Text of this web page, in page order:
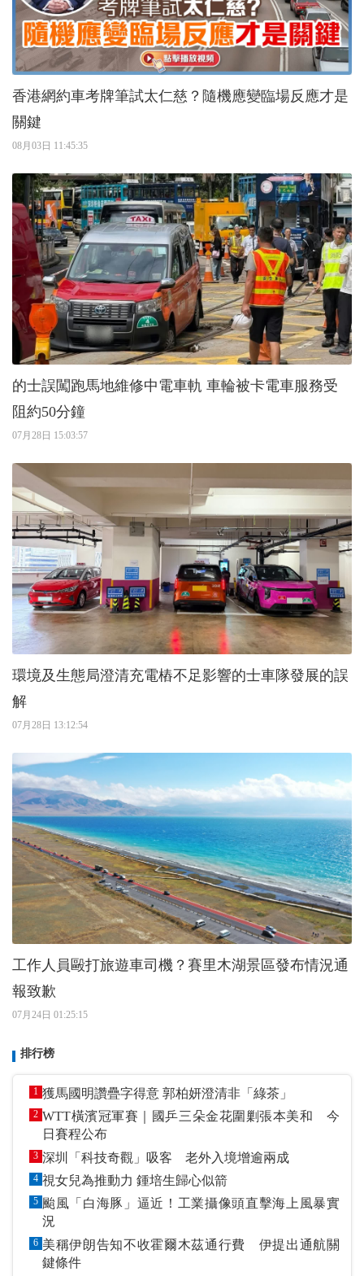
香港網約車考牌筆試太仁慈？隨機應變臨場反應才是
關鍵
08月03日 11:45:35
的士誤闖跑馬地維修中電車軌 車輪被卡電車服務受
阻約50分鐘
07月28日 15:03:57
環境及生態局澄清充電樁不足影響的士車隊發展的誤
解
07月28日 13:12:54
工作人員毆打旅遊車司機？賽里木湖景區發布情況通
報致歉
07月24日 01:25:15
排行榜
1 獲馬國明讚疊字得意 郭柏妍澄清非「綠茶」
2 WTT橫濱冠軍賽｜國乒三朵金花圍剿張本美和 今
日賽程公布
3 深圳「科技奇觀」吸客 老外入境增逾兩成
4 視女兒為推動力 鍾培生歸心似箭
5 颱風「白海豚」逼近！工業攝像頭直擊海上風暴實
況
6 美稱伊朗告知不收霍爾木茲通行費 伊提出通航關
鍵條件